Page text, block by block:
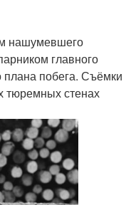
нашумевшего
главного
плана побега. Съёмки
тюремных стенах